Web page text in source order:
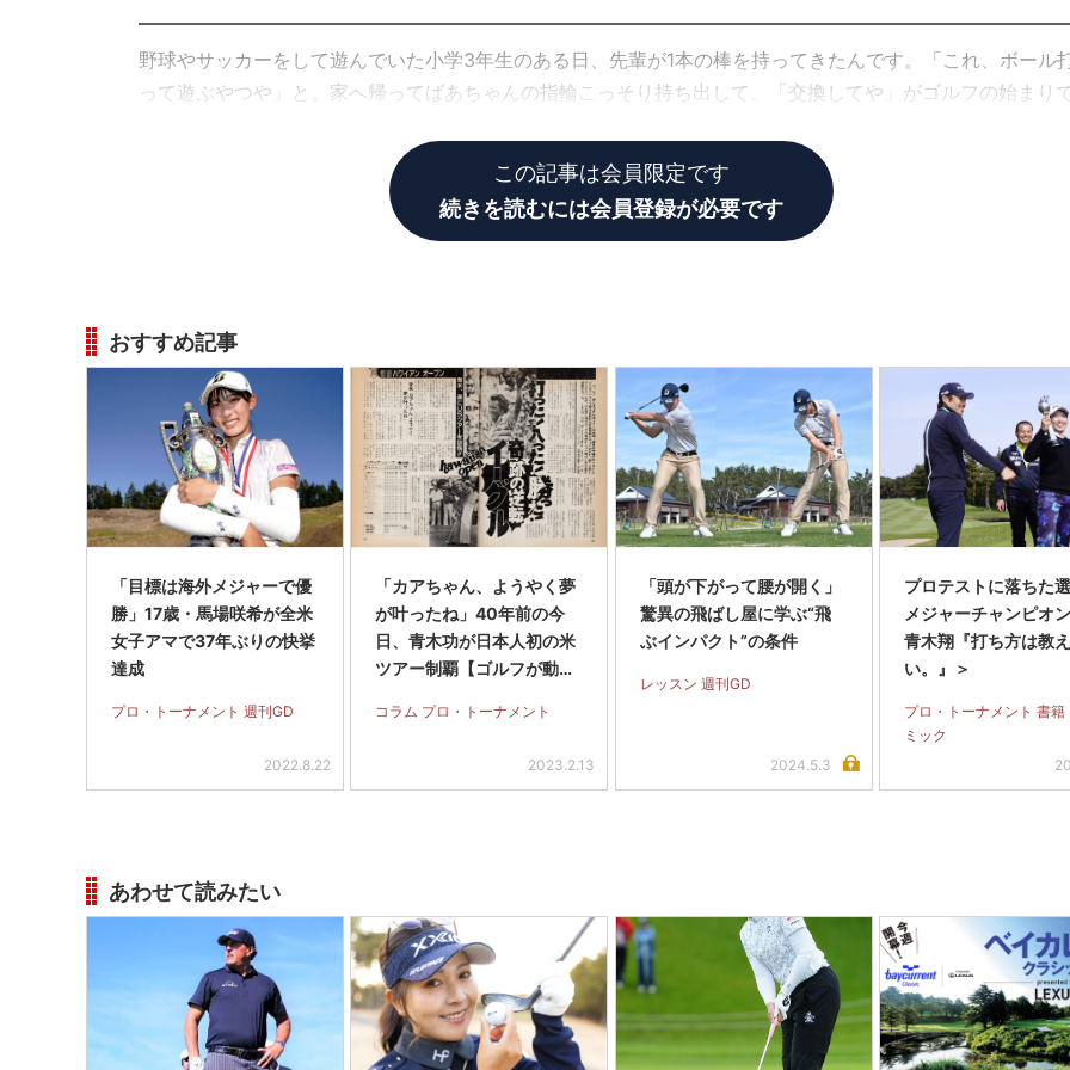
野球やサッカーをして遊んでいた小学3年生のある日、先輩が1本の棒を持ってきたんです。「これ、ボール
って遊ぶやつや」と。家へ帰ってばあちゃんの指輪こっそり持ち出して、「交換してや」がゴルフの始まり
この記事は会員限定です
続きを読むには会員登録が必要です
おすすめ記事
「目標は海外メジャーで優
勝」17歳・馬場咲希が全米
女子アマで37年ぶりの快挙
達成
プロ・トーナメント 週刊GD
2022.8.22
「カアちゃん、ようやく夢
が叶ったね」40年前の今
日、青木功が日本人初の米
ツアー制覇【ゴルフが動い
コラム プロ・トーナメント
2023.2.13
「頭が下がって腰が開く」
驚異の飛ばし屋に学ぶ“飛
ぶインパクト”の条件
レッスン 週刊GD
2024.5.3
プロテストに落ちた
メジャーチャンピオ
青木翔『打ち方は教
い。』＞
プロ・トーナメント 書籍
ミック
あわせて読みたい